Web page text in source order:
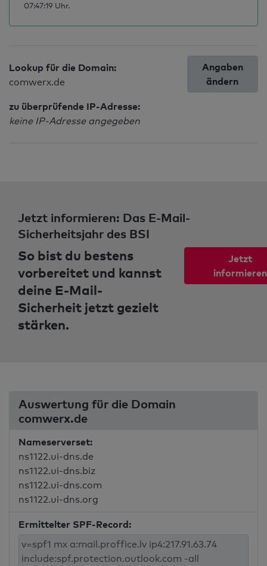
07:47:19 Uhr.
Lookup für die Domain:
comwerx.de
zu überprüfende IP-Adresse:
keine IP-Adresse angegeben
Angaben
ändern
Jetzt informieren: Das E-Mail-
Sicherheitsjahr des BSI
So bist du bestens
vorbereitet und kannst
deine E-Mail-
Sicherheit jetzt gezielt
stärken.
Jetzt
informieren
Auswertung für die Domain
comwerx.de
Nameserverset:
ns1122.ui-dns.de
ns1122.ui-dns.biz
ns1122.ui-dns.com
ns1122.ui-dns.org
Ermittelter SPF-Record: